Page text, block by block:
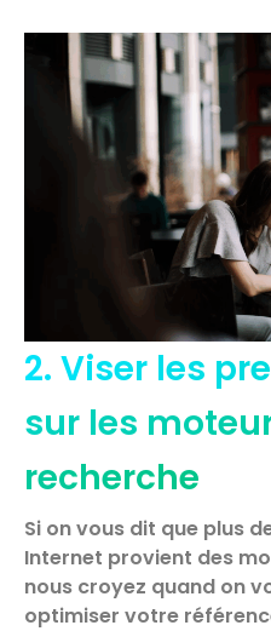
2. Viser les
sur les
recherche
Si on vous dit que plus
Internet provient des
nous croyez quand on
optimiser votre